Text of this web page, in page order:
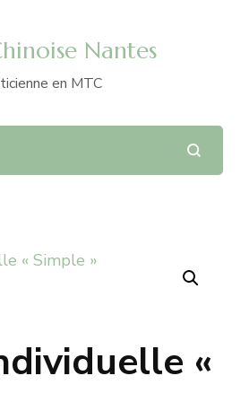
Nantes
en MTC
«